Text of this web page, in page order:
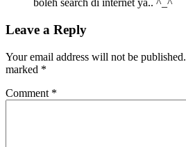
boleh search di internet ya.. ^_^
Leave a Reply
Your email address will not be published.
marked *
Comment *